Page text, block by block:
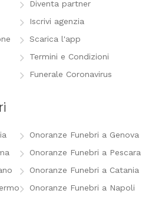
Diventa partner
Iscrivi agenzia
Scarica l'app
Termini e Condizioni
Funerale Coronavirus
Onoranze Funebri a Genova
Onoranze Funebri a Pescara
Onoranze Funebri a Catania
Onoranze Funebri a Napoli